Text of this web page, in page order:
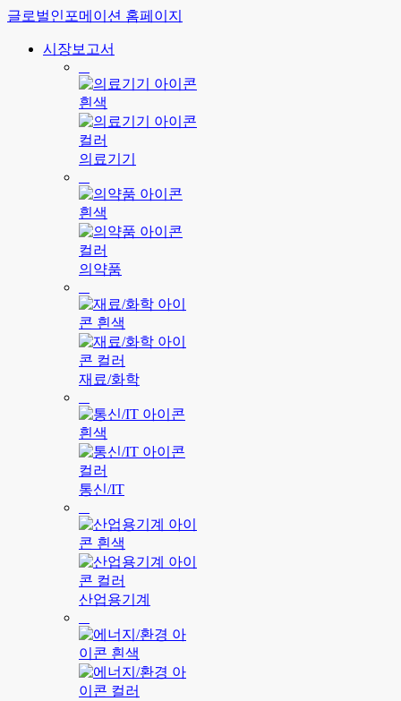
글로벌인포메이션 홈페이지
시장보고서
의료기기
의약품
재료/화학
통신/IT
산업용기계